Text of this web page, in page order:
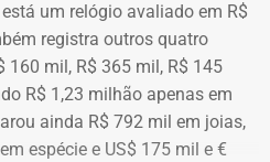
um relógio avaliado em R$
registra outros quatro
160 mil, R$ 365 mil, R$ 145
R$ 1,23 milhão apenas em
ainda R$ 792 mil em joias,
espécie e US$ 175 mil e €